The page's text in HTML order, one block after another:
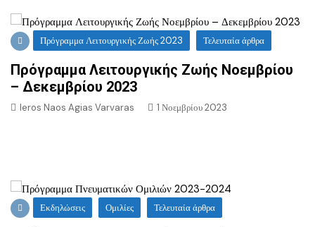
Πρόγραμμα Λειτουργικής Ζωής 2023 Τελευταία άρθρα
Πρόγραμμα Λειτουργικής Ζωής Νοεμβρίου
– Δεκεμβρίου 2023
Ieros Naos Agias Varvaras 1 Νοεμβρίου 2023
Εκδηλώσεις Ομιλίες Τελευταία άρθρα